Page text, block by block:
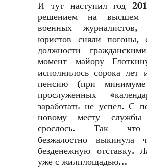
И тут наступил год
решением на высшем
военных
юристов сняли погоны,
должности
момент майору
исполнилось сорока лет
пенсию (при минимуме
прослуженных
заработать не успел. С
новому месту
срослось. Так что
безжалостно выкинула
безденежную отставку.
уже с жилплощадью…